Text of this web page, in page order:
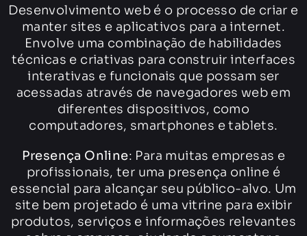
Desenvolvimento web é o processo de criar e
manter sites e aplicativos para a internet.
Envolve uma combinação de habilidades
técnicas e criativas para construir interfaces
interativas e funcionais que possam ser
acessadas através de navegadores web em
diferentes dispositivos, como
computadores, smartphones e tablets.
Presença Online: Para muitas empresas e
profissionais, ter uma presença online é
essencial para alcançar seu público-alvo. Um
site bem projetado é uma vitrine para exibir
produtos, serviços e informações relevantes